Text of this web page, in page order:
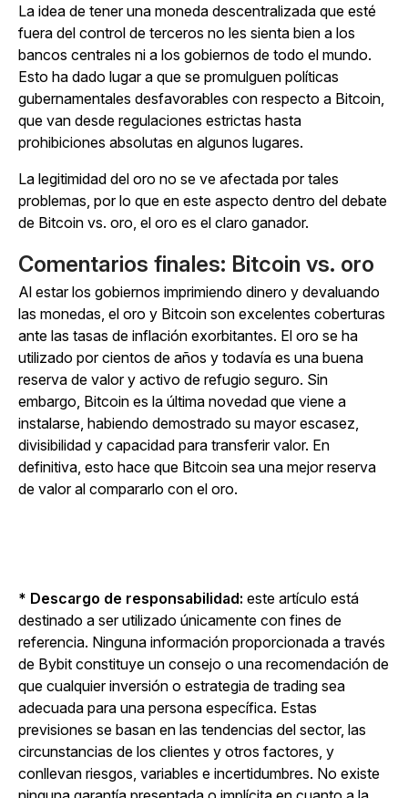
La idea de tener una moneda descentralizada que esté
fuera del control de terceros no les sienta bien a los
bancos centrales ni a los gobiernos de todo el mundo.
Esto ha dado lugar a que se promulguen políticas
gubernamentales desfavorables con respecto a Bitcoin,
que van desde regulaciones estrictas hasta
prohibiciones absolutas en algunos lugares.
La legitimidad del oro no se ve afectada por tales
problemas, por lo que en este aspecto dentro del debate
de Bitcoin vs. oro, el oro es el claro ganador.
Comentarios finales: Bitcoin vs. oro
Al estar los gobiernos imprimiendo dinero y devaluando
las monedas, el oro y Bitcoin son excelentes coberturas
ante las tasas de inflación exorbitantes. El oro se ha
utilizado por cientos de años y todavía es una buena
reserva de valor y activo de refugio seguro. Sin
embargo, Bitcoin es la última novedad que viene a
instalarse, habiendo demostrado su mayor escasez,
divisibilidad y capacidad para transferir valor. En
definitiva, esto hace que Bitcoin sea una mejor reserva
de valor al compararlo con el oro.
* Descargo de responsabilidad: este artículo está
destinado a ser utilizado únicamente con fines de
referencia. Ninguna información proporcionada a través
de Bybit constituye un consejo o una recomendación de
que cualquier inversión o estrategia de trading sea
adecuada para una persona específica. Estas
previsiones se basan en las tendencias del sector, las
circunstancias de los clientes y otros factores, y
conllevan riesgos, variables e incertidumbres. No existe